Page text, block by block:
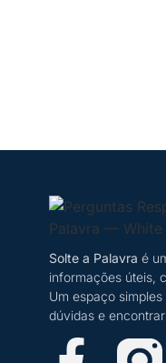
Solte a Palavra é
informações úteis,
Um espaço
dúvidas e